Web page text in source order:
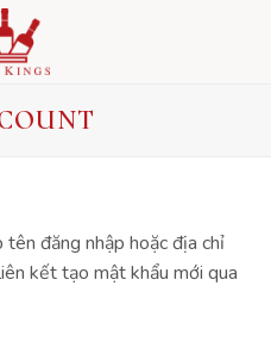
đăng nhập hoặc địa chỉ
kết tạo mật khẩu mới qua